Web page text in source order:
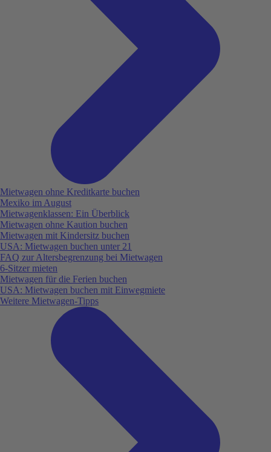
Mietwagen ohne Kreditkarte buchen
Mexiko im August
Mietwagenklassen: Ein Überblick
Mietwagen ohne Kaution buchen
Mietwagen mit Kindersitz buchen
USA: Mietwagen buchen unter 21
FAQ zur Altersbegrenzung bei Mietwagen
6-Sitzer mieten
Mietwagen für die Ferien buchen
USA: Mietwagen buchen mit Einwegmiete
Weitere Mietwagen-Tipps